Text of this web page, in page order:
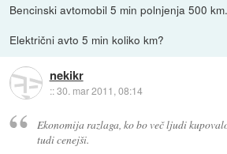
Bencinski avtomobil 5 min polnjenja 500 km.
Električni avto 5 min koliko km?
nekikr
::30. mar 2011, 08:14
Ekonomija razlaga, ko bo več ljudi
tudi cenejši.